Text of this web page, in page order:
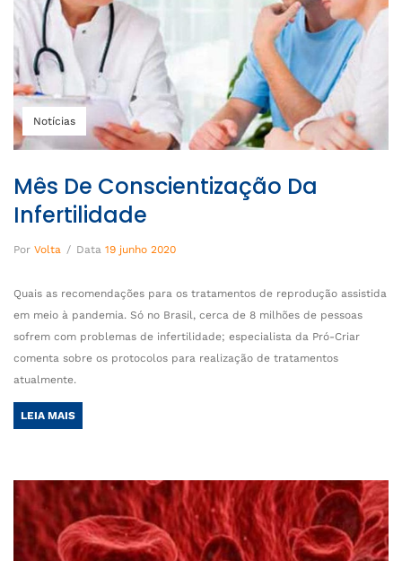
Notícias
Mês De Conscientização Da
Infertilidade
Por Volta / Data 19 junho 2020
Quais as recomendações para os tratamentos de reprodução assistida
em meio à pandemia. Só no Brasil, cerca de 8 milhões de pessoas
sofrem com problemas de infertilidade; especialista da Pró-Criar
comenta sobre os protocolos para realização de tratamentos
atualmente.
LEIA MAIS